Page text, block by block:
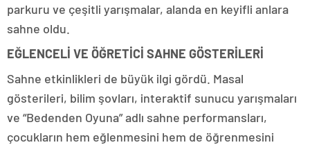
parkuru ve çeşitli yarışmalar, alanda en keyifli anlara
sahne oldu.
EĞLENCELİ VE ÖĞRETİCİ SAHNE GÖSTERİLERİ
Sahne etkinlikleri de büyük ilgi gördü. Masal
gösterileri, bilim şovları, interaktif sunucu yarışmaları
ve “Bedenden Oyuna” adlı sahne performansları,
çocukların hem eğlenmesini hem de öğrenmesini